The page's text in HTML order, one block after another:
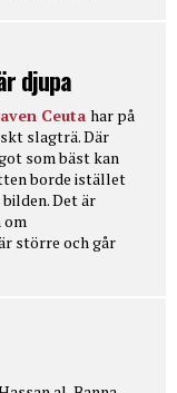
djupa
Ceuta har på
slagträ. Där
som bäst kan
borde istället
Det är
om
större och går